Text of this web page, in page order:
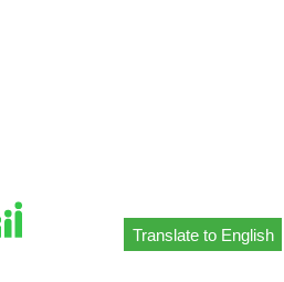
Translate to English